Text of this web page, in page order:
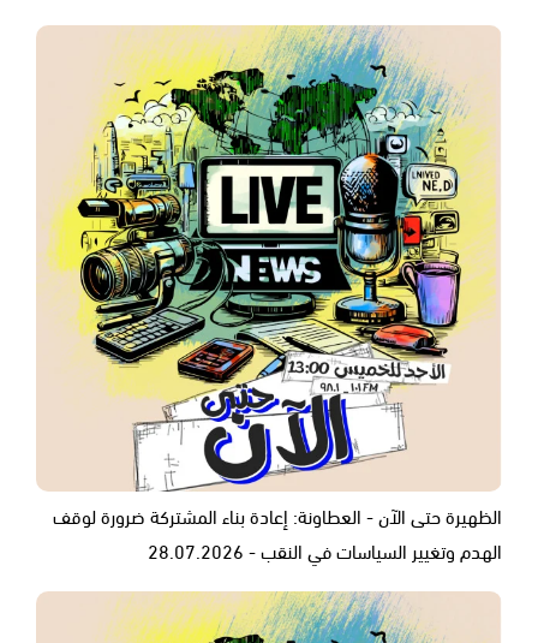
الظهيرة حتى الآن - العطاونة: إعادة بناء المشتركة ضرورة لوقف
الهدم وتغيير السياسات في النقب - 28.07.2026